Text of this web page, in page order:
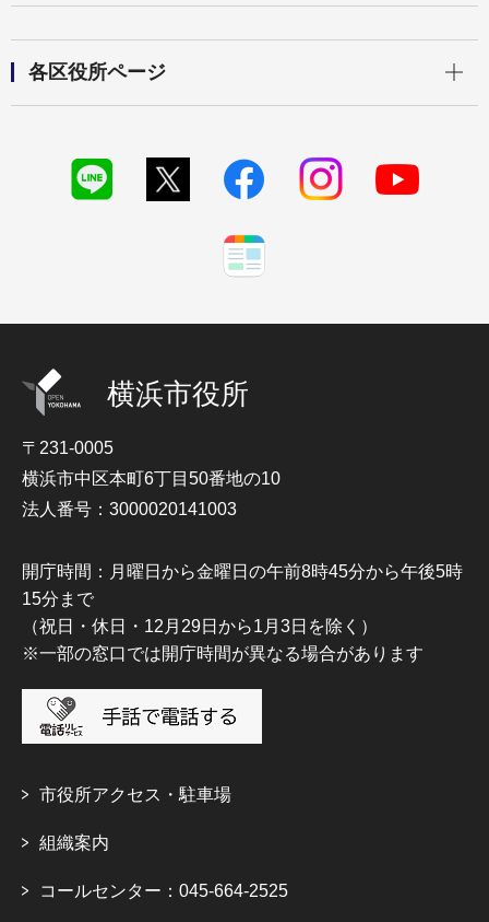
各区役所ページ
横浜市役所
〒231-0005
横浜市中区本町6丁目50番地の10
法人番号：3000020141003
開庁時間：月曜日から金曜日の午前8時45分から午後5時
15分まで
（祝日・休日・12月29日から1月3日を除く）
※一部の窓口では開庁時間が異なる場合があります
市役所アクセス・駐車場
組織案内
コールセンター：045-664-2525